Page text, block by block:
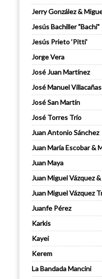
Jerry González &
Jesús Bachiller "Bachi"
Jesús Prieto ‘Pitti'
Jorge Vera
José Juan Martínez
José Manuel
José San Martín
José Torres Trío
Juan Antonio Sánchez
Juan María Escobar &
Juan Maya
Juan Miguel Vázquez
Juan Miguel Vázquez
Juanfe Pérez
Karkis
Kayei
Kerem
La Bandada Mancini